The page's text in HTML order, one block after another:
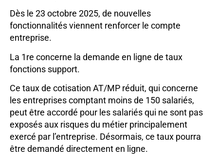
Dès le 23 octobre 2025, de nouvelles
fonctionnalités viennent renforcer le compte
entreprise.
La 1re concerne la demande en ligne de taux
fonctions support.
Ce taux de cotisation AT/MP réduit, qui concerne
les entreprises comptant moins de 150 salariés,
peut être accordé pour les salariés qui ne sont pas
exposés aux risques du métier principalement
exercé par l’entreprise. Désormais, ce taux pourra
être demandé directement en ligne.